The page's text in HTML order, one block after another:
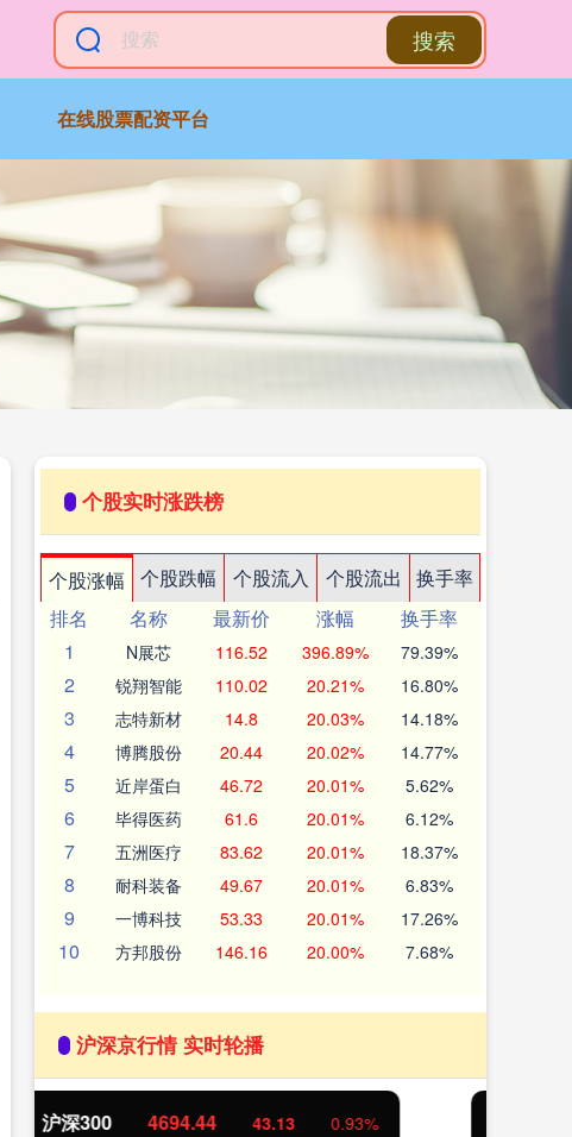
搜索
在线股票配资平台
个股实时涨跌榜
个股涨幅 个股跌幅 个股流入 个股流出
换手率
排名
名称 最新价 涨幅
换手率
1
N展芯 116.52 396.89% 79.39%
2 锐翔智能 110.02 20.21% 16.80%
3 志特新材 14.8 20.03% 14.18%
4 博腾股份 20.44 20.02% 14.77%
5 近岸蛋白 46.72 20.01% 5.62%
6 毕得医药 61.6 20.01% 6.12%
7 五洲医疗 83.62 20.01% 18.37%
8 耐科装备 49.67 20.01% 6.83%
9 一博科技 53.33 20.01% 17.26%
10 方邦股份 146.16 20.00% 7.68%
沪深京行情 实时轮播
北证50 1134.24 11.37 1.01%